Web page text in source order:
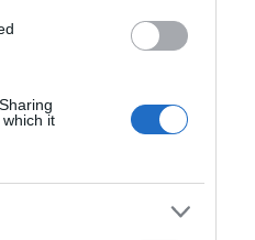
it
δέκα